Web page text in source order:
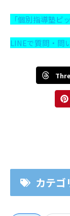
「個別指導塾ピ
LINEで質問・問
カテゴ